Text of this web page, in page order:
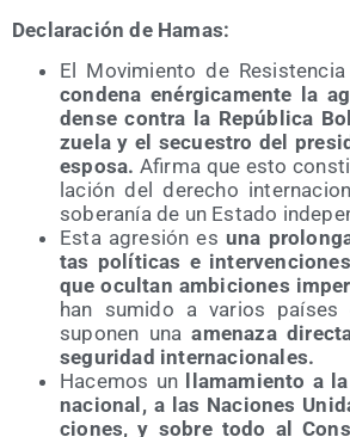
Decla­ra­ción de Hamas:
El Movi­mien­to de
con­de­na enér­gi­ca­men­te la
den­se con­tra la Repú­bli­ca
zue­la y el secues­tro del
espo­sa. Afir­ma que esto
la­ción del dere­cho
sobe­ra­nía de un Esta­do
Esta agre­sión es una
tas polí­ti­cas e
que ocul­tan ambi­cio­nes
han sumi­do a varios
supo­nen unaame­na­za
segu­ri­dad internacionales.
Hace­mos un
lla­ma­mien­to a
na­cio­nal, a las Nacio­nes
cio­nes, y sobre todo al